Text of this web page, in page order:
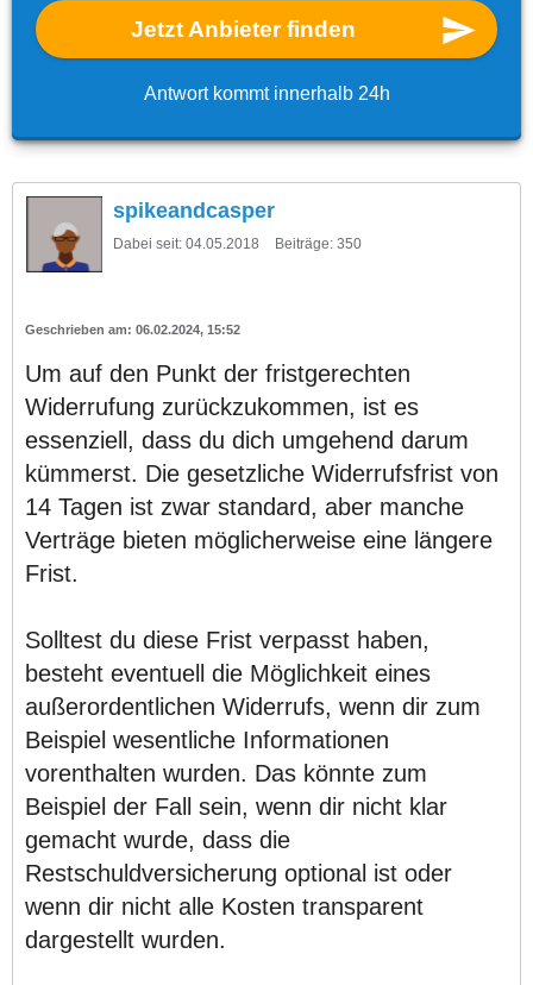
Jetzt Anbieter finden
Antwort kommt innerhalb 24h
spikeandcasper
Dabei seit: 04.05.2018 Beiträge: 350
06.02.2024, 15:52
Um auf den Punkt der fristgerechten
Widerrufung zurückzukommen, ist es
essenziell, dass du dich umgehend darum
kümmerst. Die gesetzliche Widerrufsfrist von
14 Tagen ist zwar standard, aber manche
Verträge bieten möglicherweise eine längere
Frist.
Solltest du diese Frist verpasst haben,
besteht eventuell die Möglichkeit eines
außerordentlichen Widerrufs, wenn dir zum
Beispiel wesentliche Informationen
vorenthalten wurden. Das könnte zum
Beispiel der Fall sein, wenn dir nicht klar
gemacht wurde, dass die
Restschuldversicherung optional ist oder
wenn dir nicht alle Kosten transparent
dargestellt wurden.